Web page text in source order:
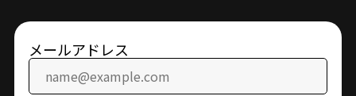
メールアドレス